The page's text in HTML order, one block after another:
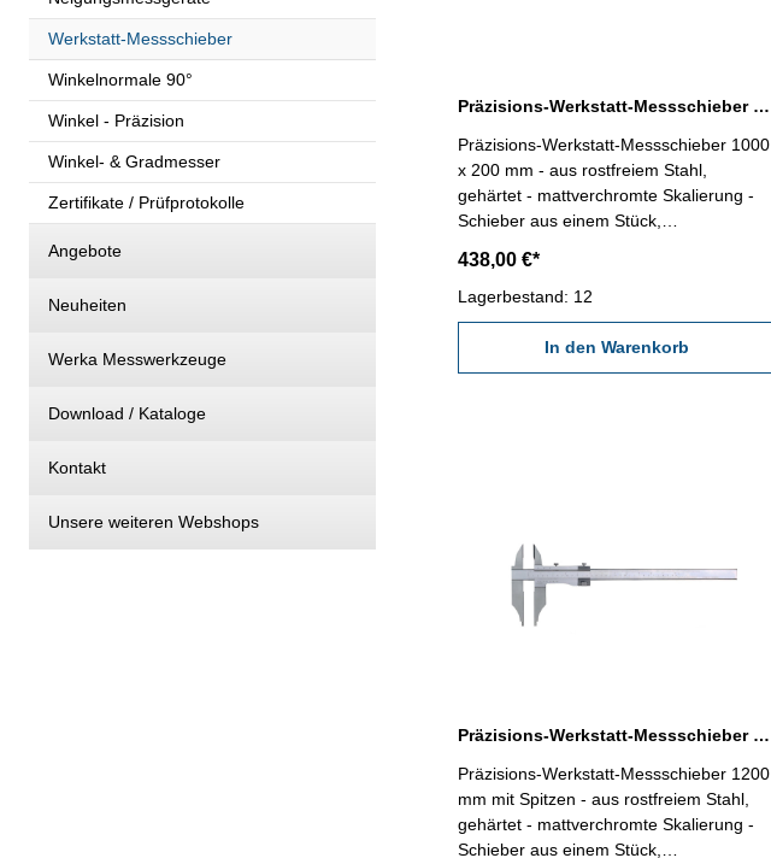
Werkstatt-Messschieber
Winkelnormale 90°
Winkel - Präzision
Winkel- & Gradmesser
Zertifikate / Prüfprotokolle
Angebote
Neuheiten
Werka Messwerkzeuge
Download / Kataloge
Kontakt
Unsere weiteren Webshops
Präzisions-Werkstatt-Messschieber 1000 x 200 mm DIN 862
Präzisions-Werkstatt-Messschieber 1000
x 200 mm - aus rostfreiem Stahl,
gehärtet - mattverchromte Skalierung -
Schieber aus einem Stück,
Stufenmessung - mit Feineinstellung -
Genauigkeit nach DIN 862 - Ablesung
0,05 mm / 1/128" - Lieferung im
Behältnis/Kasten (dient nur zum
Transport!) Schnabellänge 200 mm
438,00 €*
Lagerbestand: 12
In den Warenkorb
Präzisions-Werkstatt-Messschieber 1200 x 200 mm mit Spitzen DIN 862
Präzisions-Werkstatt-Messschieber 1200
mm mit Spitzen - aus rostfreiem Stahl,
gehärtet - mattverchromte Skalierung -
Schieber aus einem Stück,